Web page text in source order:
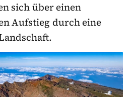
sich über einen
Aufstieg durch eine